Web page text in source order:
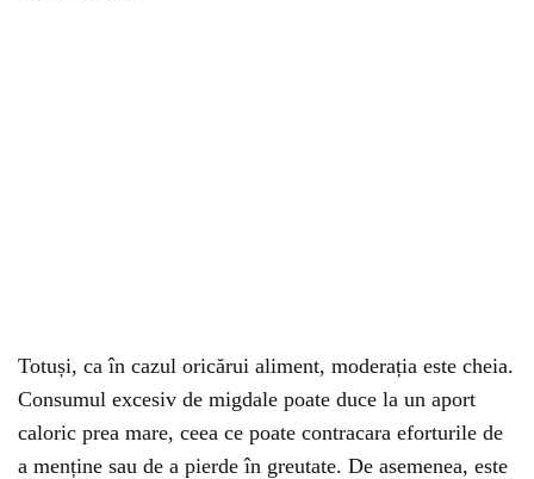
Totuși, ca în cazul oricărui aliment, moderația este cheia.
Consumul excesiv de migdale poate duce la un aport
caloric prea mare, ceea ce poate contracara eforturile de
a menține sau de a pierde în greutate. De asemenea, este